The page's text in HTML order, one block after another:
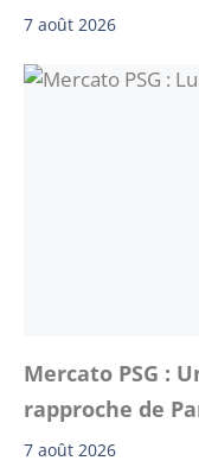
7 août 2026
Mercato PSG :
rapproche de
7 août 2026